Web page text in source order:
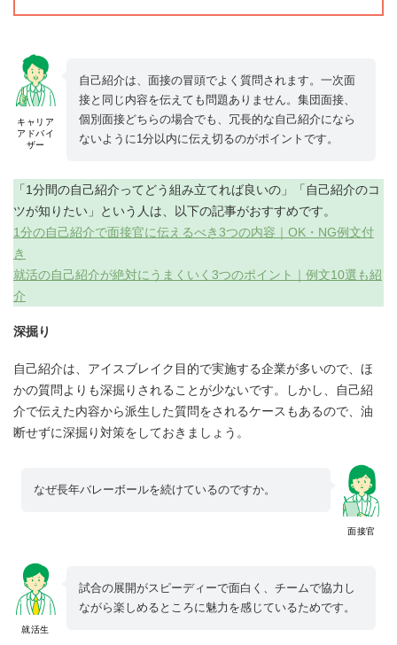
キャリア
アドバイ
ザー
自己紹介は、面接の冒頭でよく質問されます。一次面
接と同じ内容を伝えても問題ありません。集団面接、
個別面接どちらの場合でも、冗長的な自己紹介になら
ないように1分以内に伝え切るのがポイントです。
「1分間の自己紹介ってどう組み立てれば良いの」「自己紹介のコ
ツが知りたい」という人は、以下の記事がおすすめです。
1分の自己紹介で面接官に伝えるべき3つの内容｜OK・NG例文付
き
就活の自己紹介が絶対にうまくいく3つのポイント｜例文10選も紹
介
深掘り
自己紹介は、アイスブレイク目的で実施する企業が多いので、ほ
かの質問よりも深掘りされることが少ないです。しかし、自己紹
介で伝えた内容から派生した質問をされるケースもあるので、油
断せずに深掘り対策をしておきましょう。
面接官
なぜ長年バレーボールを続けているのですか。
就活生
試合の展開がスピーディーで面白く、チームで協力し
ながら楽しめるところに魅力を感じているためです。